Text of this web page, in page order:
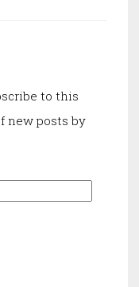
to this
new posts by